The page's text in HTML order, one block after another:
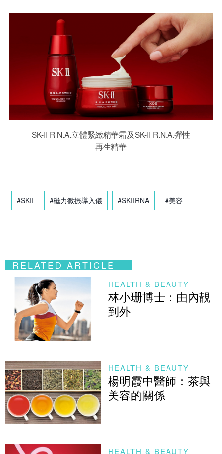
SK-II R.N.A.立體緊緻精華霜及SK-II R.N.A.彈性
再生精華
#SKII #磁力微振導入儀 #SKIIRNA #美容
RELATED ARTICLE
HEALTH & BEAUTY
林小珊博士：由內靚
到外
HEALTH & BEAUTY
楊明霞中醫師：茶與
美容的關係
HEALTH & BEAUTY